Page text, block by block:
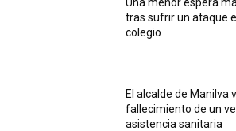
tras sufrir un ataque
colegio
El alcalde de Manilva
fallecimiento de un
asistencia sanitaria